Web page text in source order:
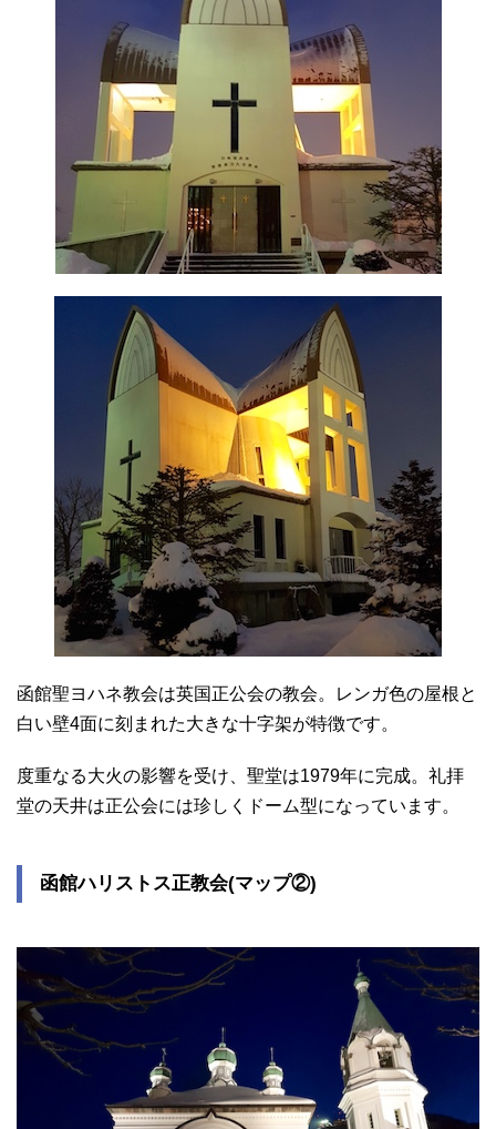
函館聖ヨハネ教会は英国正公会の教会。レンガ色の屋根と
白い壁4面に刻まれた大きな十字架が特徴です。
度重なる大火の影響を受け、聖堂は1979年に完成。礼拝
堂の天井は正公会には珍しくドーム型になっています。
函館ハリストス正教会(マップ②)